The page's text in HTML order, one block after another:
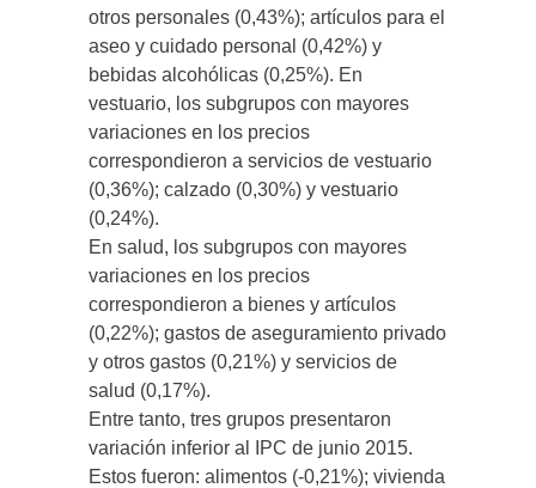
otros personales (0,43%); artículos para el
aseo y cuidado personal (0,42%) y
bebidas alcohólicas (0,25%). En
vestuario, los subgrupos con mayores
variaciones en los precios
correspondieron a servicios de vestuario
(0,36%); calzado (0,30%) y vestuario
(0,24%).
En salud, los subgrupos con mayores
variaciones en los precios
correspondieron a bienes y artículos
(0,22%); gastos de aseguramiento privado
y otros gastos (0,21%) y servicios de
salud (0,17%).
Entre tanto, tres grupos presentaron
variación inferior al IPC de junio 2015.
Estos fueron: alimentos (-0,21%); vivienda